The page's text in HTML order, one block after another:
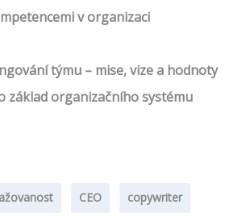
v organizaci
týmu – mise, vize a hodnoty
základ organizačního systému
CEO copywriter